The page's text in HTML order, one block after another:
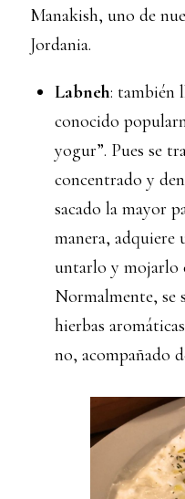
Manakish, uno de
Jordania.
Labneh: también
conocido
yogur”. Pues se
concentrado y
sacado la mayor
manera, adquiere
untarlo y mojarlo
Normalmente, se
hierbas
no, acompañado